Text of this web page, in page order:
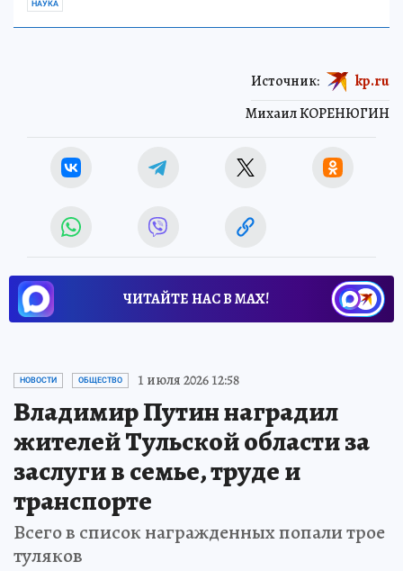
НАУКА
Михаил КОРЕНЮГИН
Источник: kp.ru
ЧИТАЙТЕ НАС В МАХ!
НОВОСТИ ОБЩЕСТВО 1 июля 2026 12:58
Владимир Путин наградил
жителей Тульской области за
заслуги в семье, труде и
транспорте
Всего в список награжденных попали трое
туляков